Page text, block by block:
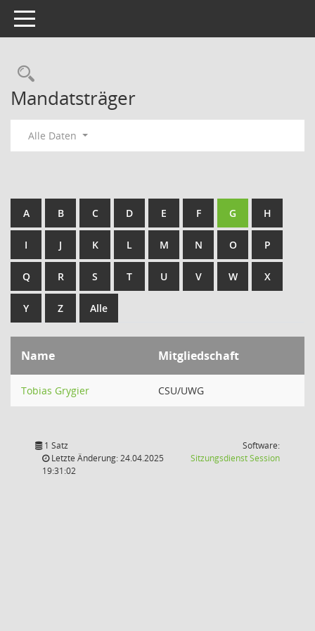
Toggle navigation
Rechercheauswahl
Mandatsträger
Alle Daten
A B C D E F G H
I J K L M N O P
Q R S T U V W X
Y Z Alle
Name Mitgliedschaft
Tobias Grygier CSU/UWG
1 Satz
Letzte Änderung: 24.04.2025
19:31:02
Software:
SitzungsdienstSession(Wird in